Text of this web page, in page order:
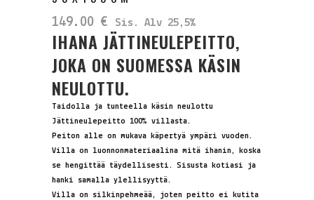
149.00 € Sis. Alv 25,5%
IHANA JÄTTINEULEPEITTO,
JOKA ON SUOMESSA KÄSIN
NEULOTTU.
Taidolla ja tunteella käsin neulottu
Jättineulepeitto 100% villasta.
Peiton alle on mukava käpertyä ympäri vuoden.
Villa on luonnonmateriaalina mitä ihanin, koska
se hengittää täydellisesti. Sisusta kotiasi ja
hanki samalla ylellisyyttä.
Villa on silkinpehmeää, joten peitto ei kutita